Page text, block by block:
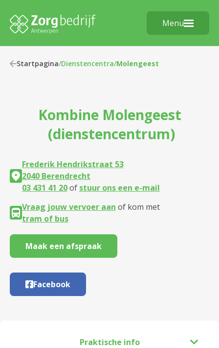
Menu
Startpagina/Dienstencentra/Molengeest
Kombine Molengeest
(dienstencentrum)
Frederik Hendrikstraat 53
2040 Berendrecht
03 431 41 20of stuur ons een e-mail
Vraag jouw vervoer aan of kom met
tram of bus
Maak een afspraak
Facebook
Praktische info